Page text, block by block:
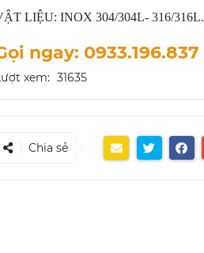
LIỆU: INOX 304/304L- 316/316L.
ngay: 0933.196.837
xem: 31635
Chia sẻ